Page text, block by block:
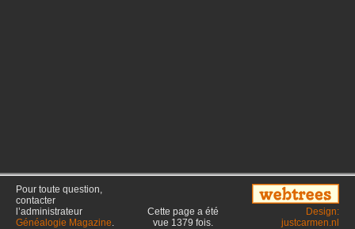
Pour toute question,
contacter
l’administrateur
Généalogie Magazine.
Cette page a été
vue 1379 fois.
Design:
justcarmen.nl